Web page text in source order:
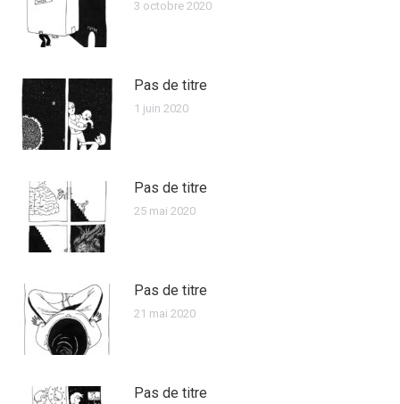
3 octobre 2020
Pas de titre
1 juin 2020
Pas de titre
25 mai 2020
Pas de titre
21 mai 2020
Pas de titre